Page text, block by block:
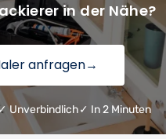
in der Nähe?
anfragen→
Unverbindlich✓ In 2 Minuten